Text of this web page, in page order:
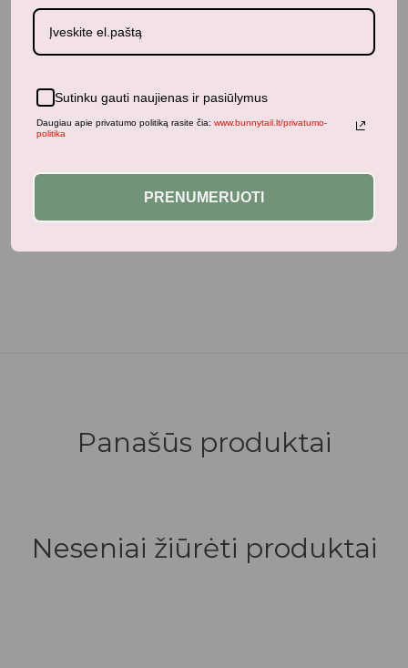
suaugusiesiems. Tai ne žaislas.
Pagaminta etiškai.
kurie ją paveldės.
Priežiūra:
Panašūs produktai
Neseniai žiūrėti produktai
Sutinku gauti naujienas ir pasiūlymus
Daugiau apie privatumo politiką rasite čia: www.bunnytail.lt/privatumo-
politika
PRENUMERUOTI